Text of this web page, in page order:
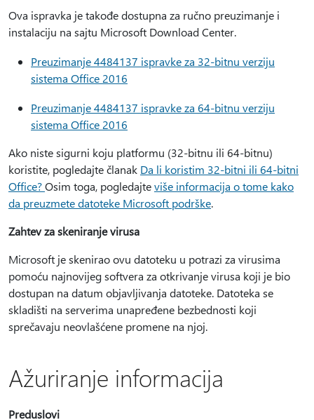
Ova ispravka je takođe dostupna za ručno preuzimanje i
instalaciju na sajtu Microsoft Download Center.
Preuzimanje 4484137 ispravke za 32-bitnu verziju
sistema Office 2016
Preuzimanje 4484137 ispravke za 64-bitnu verziju
sistema Office 2016
Ako niste sigurni koju platformu (32-bitnu ili 64-bitnu)
koristite, pogledajte članak Da li koristim 32-bitni ili 64-bitni
Office?Osim toga, pogledajteviše informacija o tome kako
da preuzmete datoteke Microsoft podrške.
Zahtev za skeniranje virusa
Microsoft je skenirao ovu datoteku u potrazi za virusima
pomoću najnovijeg softvera za otkrivanje virusa koji je bio
dostupan na datum objavljivanja datoteke. Datoteka se
skladišti na serverima unapređene bezbednosti koji
sprečavaju neovlašćene promene na njoj.
Ažuriranje informacija
Preduslovi